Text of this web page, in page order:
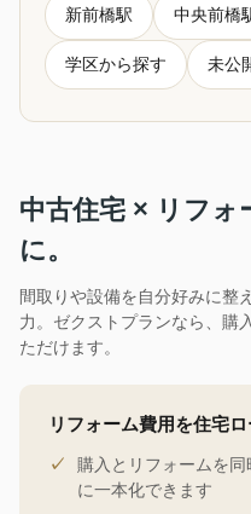
新前橋駅 中央前橋
学区から探す 未公
中古住宅 × リフォ
に。
間取りや設備を自分好みに整
力。ゼクストプランなら、購
ただけます。
リフォーム費用を住宅
購入とリフォームを
に一本化できます